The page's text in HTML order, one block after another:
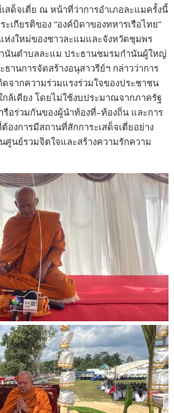
สด็จเตี่ย ณ หน้าที่ว่าการอำเภอละแมครั้งนี้
เกียรติของ “องค์บิดาของทหารเรือไทย”
ห่งใหม่ของชาวละแมและจังหวัดชุมพร
นันตำบลละแม ประธานชมรมกำนันผู้ใหญ่
านการจัดสร้างอนุสาวรีย์ฯ กล่าวว่าการ
ดจากความร่วมแรงร่วมใจของประชาชน
ล้เคียง โดยไม่ใช้งบประมาณจากภาครัฐ
อร่วมกันของผู้นำท้องที่–ท้องถิ่น และการ
งการมีสถานที่สักการะเสด็จเตี่ยอย่าง
ศูนย์รวมจิตใจและสร้างความรักความ